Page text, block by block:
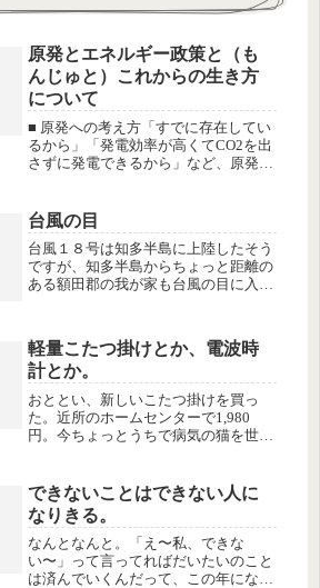
原発とエネルギー政策と（も
んじゅと）これからの生き方
について
■ 原発への考え方「すでに存在してい
るから」「発電効率が高くてCO2を出
さずに発電できるから」など、原発推
っていーんじゃね？」くらいに思って
いました。が、Fukushima...
台風の目
台風１８号は知多半島に上陸したそう
ですが、知多半島からちょっと距離の
ある額田郡の我が家も台風の目に入り
ら、雨もやんで、みるみるうちに上空
の雲が晴れて、青空と、まだ光ってい
るお...
軽量こたつ掛けとか、電波時
計とか。
おととい、新しいこたつ掛けを買っ
た。近所のホームセンターで1,980
円。今ちょっとうちで病気の猫を世話
をかけるタイプのを出すのがおっくう
だったため。ところがこれが、薄くて
軽...
できないことはできない人に
なりきる。
なんとなんと。「え〜私、できな
い〜」って言ってればだいたいのこと
は済んでいくんだって、この年になっ